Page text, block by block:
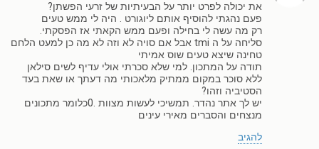
את יכולה לפרט יותר על הבעיתיות של זרעי הפשתן?
פעם נהגתי להוסיף אותם ליוגורט . היה לי ממש טעים
רק מה עשה לי בחילה ופעם ממש הקאתי אז הפסקתי.
סליחה על ה tmi אבל אם סויה לא וזה לא מה כן למעט הלחם
טחינה שיצא טעים שוס אמיתי
תודה על המתכון. למי שלא סכרתי אולי עדיף לשים סילאן
ללא סוכר במקום ממתיק מלאכותי מה דעתך או שאת בעד
הסטיביה וזהו?
יש לך אתר נהדר. תמשיכי לעשות מצוות .0כלומר מתכונים
מנצחים והסברים מאירי עינים
להגיב